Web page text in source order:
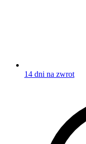
14 dni na zwrot